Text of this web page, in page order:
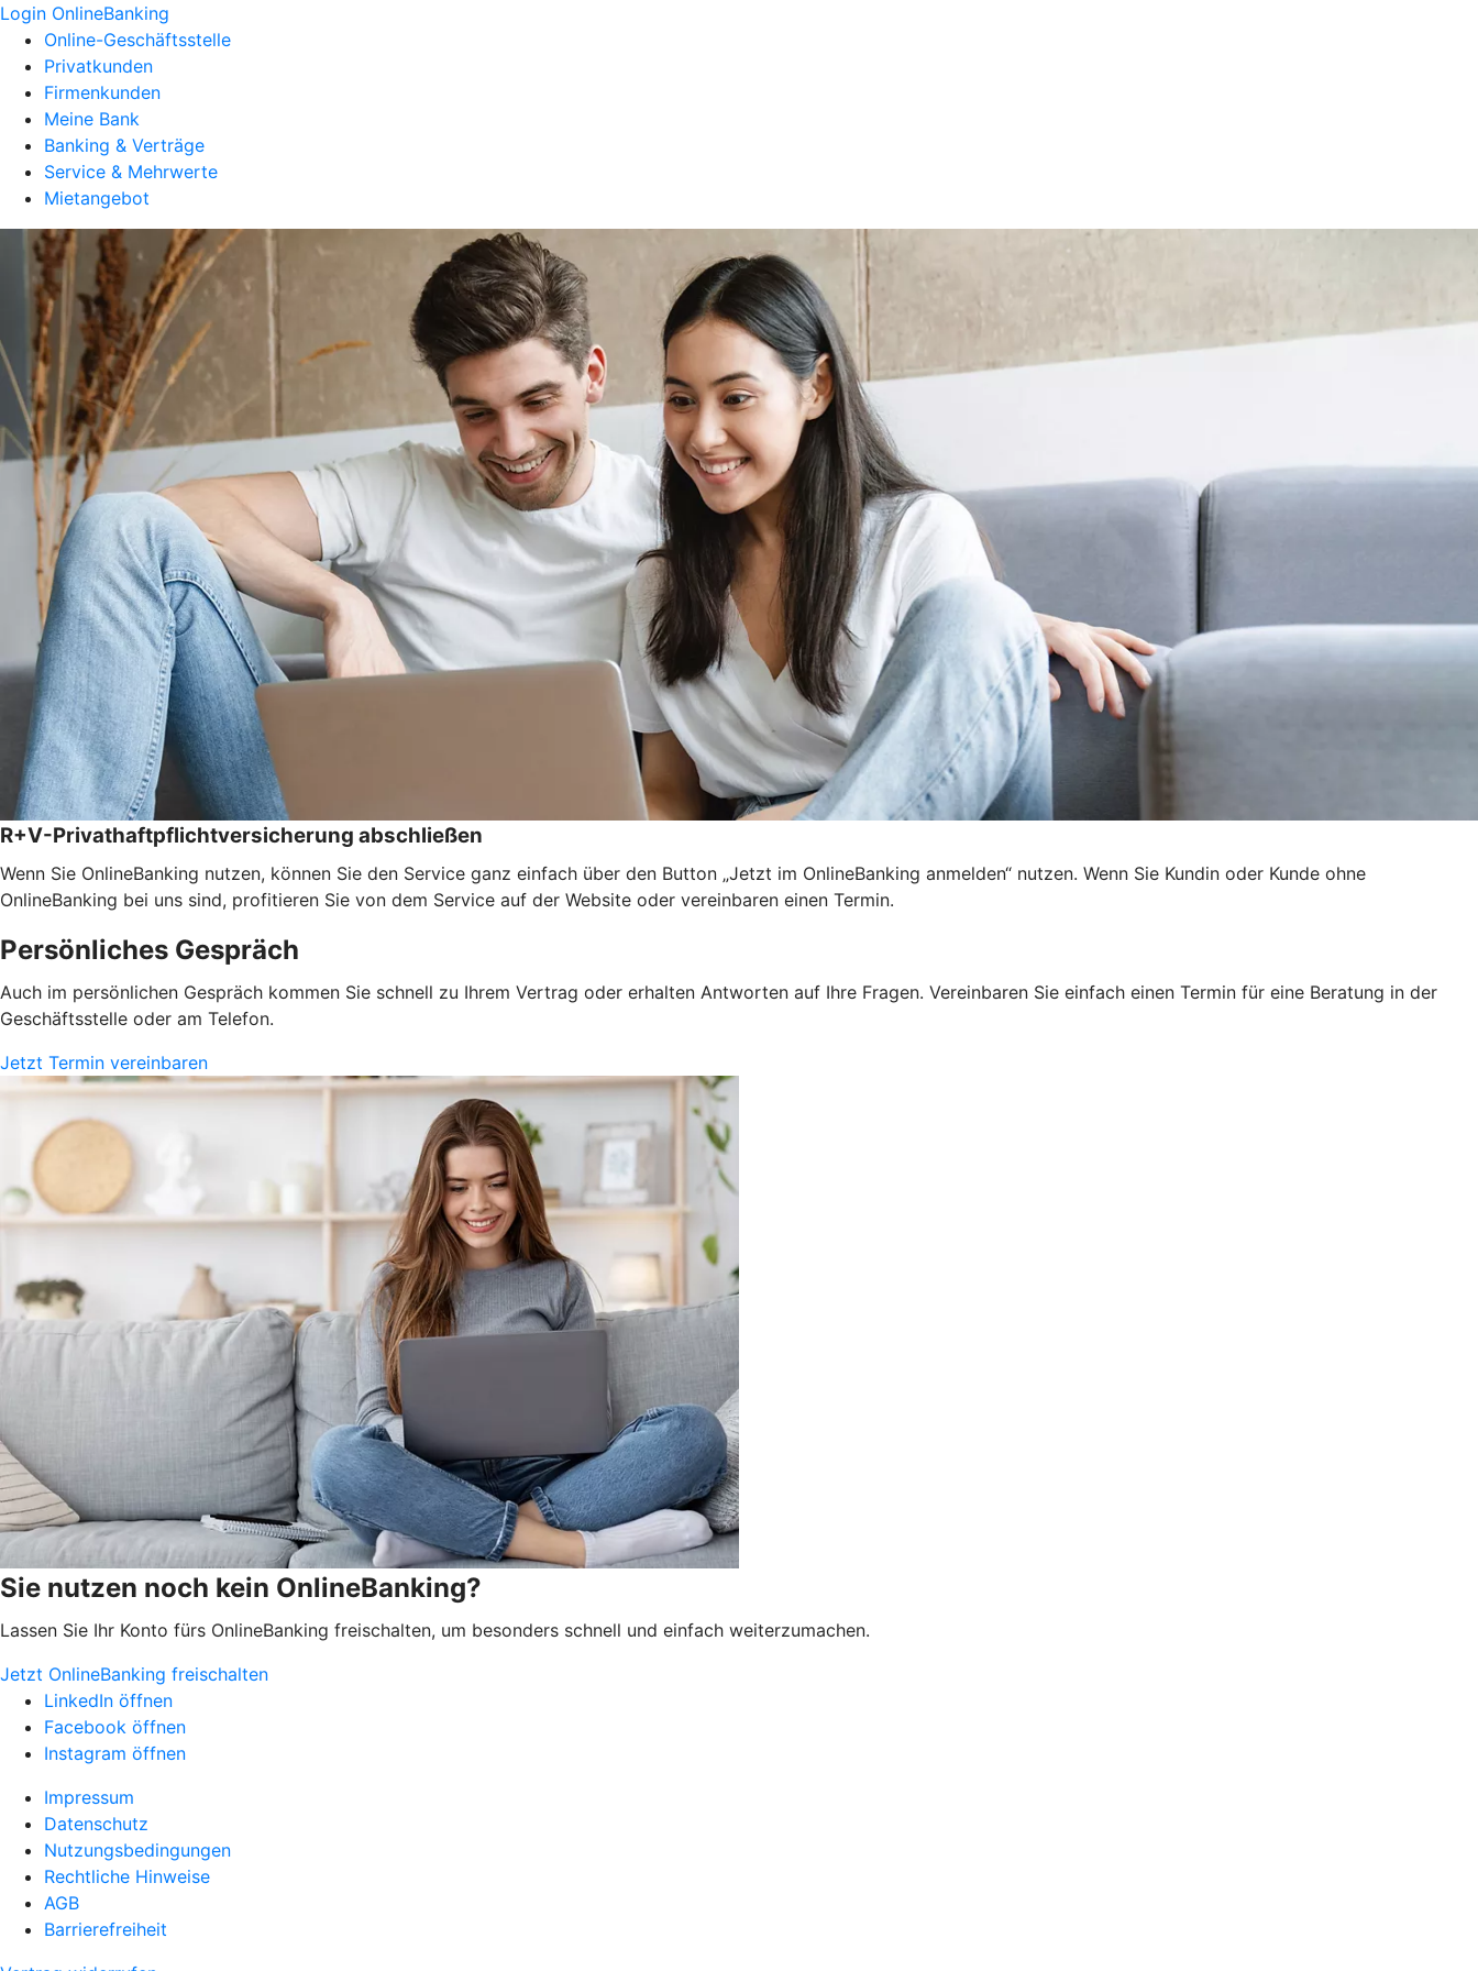
Login OnlineBanking
Online-Geschäftsstelle
Privatkunden
Firmenkunden
Meine Bank
Banking & Verträge
Service & Mehrwerte
Mietangebot
R+V-Privathaftpflichtversicherung abschließen
Wenn Sie OnlineBanking nutzen, können Sie den Service ganz einfach über den Button „Jetzt im OnlineBanking anmelden“ nutzen. Wenn Sie Kundin oder Kunde ohne
OnlineBanking bei uns sind, profitieren Sie von dem Service auf der Website oder vereinbaren einen Termin.
Persönliches Gespräch
Auch im persönlichen Gespräch kommen Sie schnell zu Ihrem Vertrag oder erhalten Antworten auf Ihre Fragen. Vereinbaren Sie einfach einen Termin für eine Beratung in der
Geschäftsstelle oder am Telefon.
Jetzt Termin vereinbaren
Sie nutzen noch kein OnlineBanking?
Lassen Sie Ihr Konto fürs OnlineBanking freischalten, um besonders schnell und einfach weiterzumachen.
Jetzt OnlineBanking freischalten
LinkedIn öffnen
Facebook öffnen
Instagram öffnen
Impressum
Datenschutz
Nutzungsbedingungen
Rechtliche Hinweise
AGB
Barrierefreiheit